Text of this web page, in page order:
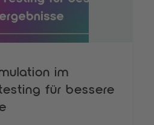
im
für bessere